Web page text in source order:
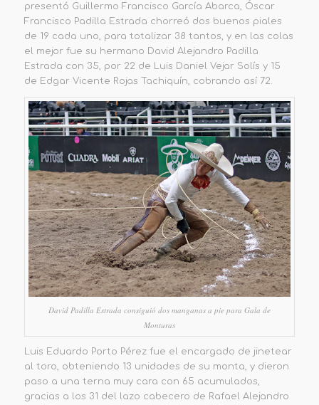
presentó Guillermo Francisco García Abarca, Óscar
Francisco Padilla Estrada chorreó dos buenos piales
de 19 cada uno, para totalizar 38 tantos, y en las colas
el mejor fue su hermano David Alejandro Padilla
Estrada con 35, por 22 de Luis Daniel Vejar Solís y 15
de Edgar Vicente Rojas Tachiquín, cobrando así 72.
David Padilla Estrada consiguió dos manganas a pie para Gala de
Monturas
Luis Eduardo Porto Pérez fue el encargado de jinetear
al toro, obteniendo 13 unidades de su monta y dieron
paso a una terna muy cara con 65 acumulados,
gracias a los 31 del lazo cabecero de Rafael Alejandro